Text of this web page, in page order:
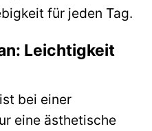
für jeden Tag.
Leichtigkeit
bei einer
eine ästhetische